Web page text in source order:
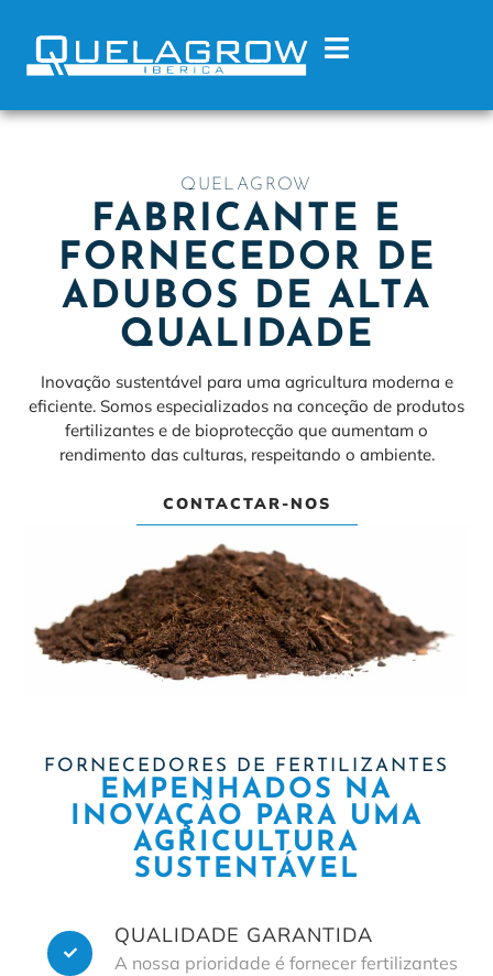
QUELAGROW
FABRICANTE E
FORNECEDOR DE
ADUBOS DE ALTA
QUALIDADE
Inovação sustentável para uma agricultura moderna e
eficiente. Somos especializados na conceção de produtos
fertilizantes e de bioprotecção que aumentam o
rendimento das culturas, respeitando o ambiente.
CONTACTAR-NOS
FORNECEDORES DE FERTILIZANTES
EMPENHADOS NA
INOVAÇÃO PARA UMA
AGRICULTURA
SUSTENTÁVEL
QUALIDADE GARANTIDA
A nossa prioridade é fornecer fertilizantes